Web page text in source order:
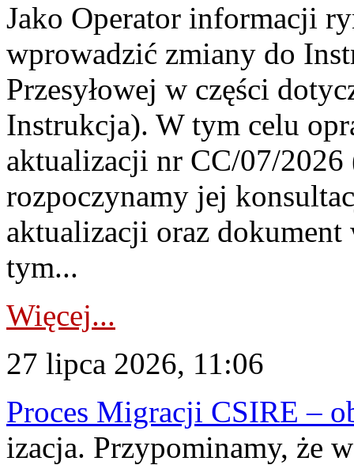
Jako Operator informacji
wprowadzić zmiany do
Przesyłowej w części
Instrukcja). W tym celu
aktualizacji nr CC/07/
rozpoczynamy jej
aktualizacji oraz
tym...
Więcej...
27 lipca 2026, 11:06
Proces Migracji CSIRE –
izacja. Przypominamy, że